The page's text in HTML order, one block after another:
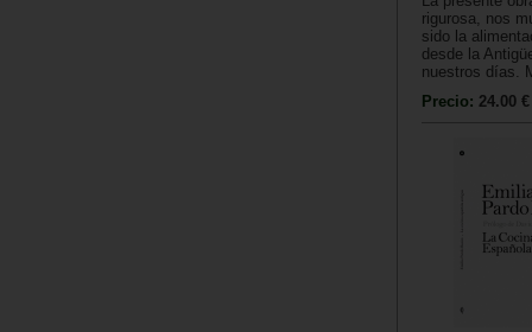
rigurosa, nos
sido la
desde la
nuestros días.
Precio: 24.00 €